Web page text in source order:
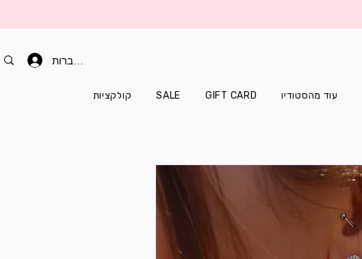
להתחברות
קולקציות SALE GIFT CARD עוד מהסטודיו